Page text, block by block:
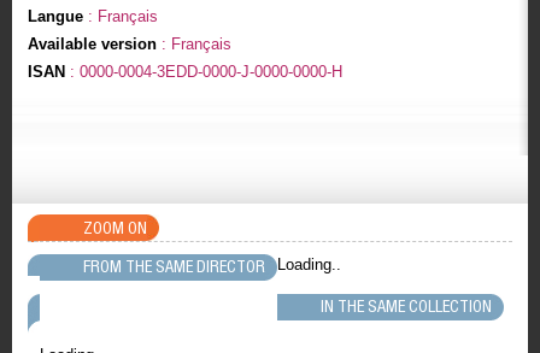
Langue: Français
Available version: Français
ISAN : 0000-0004-3EDD-0000-J-0000-0000-H
ZOOM ON
FROM THE SAME DIRECTOR
Loading..
IN THE SAME COLLECTION